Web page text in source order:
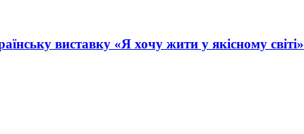
виставку «Я хочу жити у якісному світі»